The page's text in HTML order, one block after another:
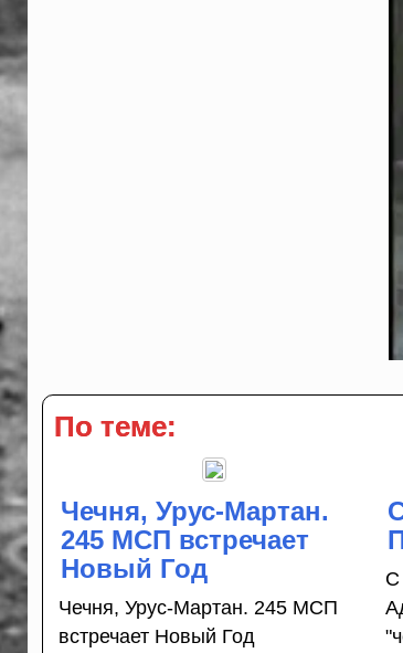
По теме:
Чечня, Урус-Мартан.
245 МСП встречает
Новый Год
Чечня, Урус-Мартан. 245 МСП
встречает Новый Год
С